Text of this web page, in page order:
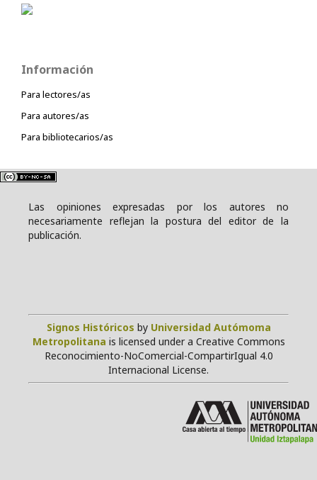
Información
Para lectores/as
Para autores/as
Para bibliotecarios/as
Las opiniones expresadas por los autores no
necesariamente reflejan la postura del editor de la
publicación.
Signos Históricos by Universidad Autómoma
Metropolitana is licensed under a Creative Commons
Reconocimiento-NoComercial-CompartirIgual 4.0
Internacional License.